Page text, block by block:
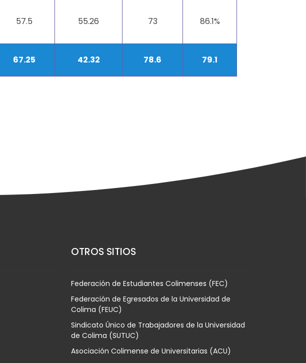
57.5 55.26 73 86.1%
67.25 42.32 78.6 79.1
OTROS SITIOS
Federación de Estudiantes Colimenses (FEC)
Federación de Egresados de la Universidad de
Colima (FEUC)
Sindicato Único de Trabajadores de la Universidad
de Colima (SUTUC)
Asociación Colimense de Universitarias (ACU)